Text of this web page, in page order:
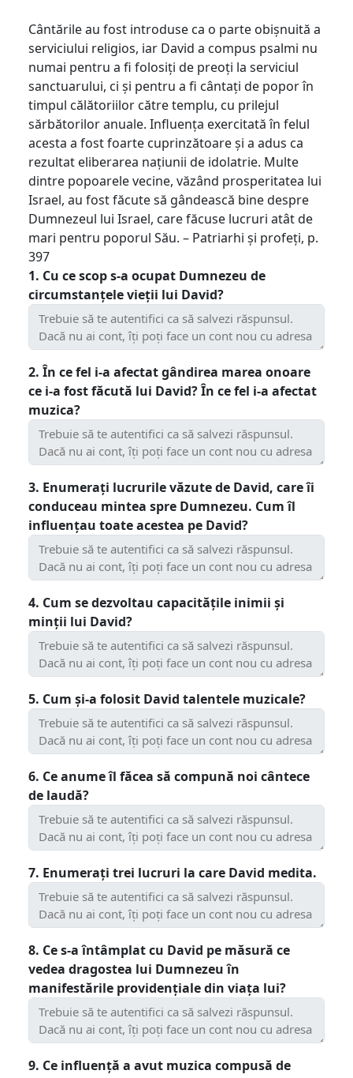
Cântările au fost introduse ca o parte obișnuită a
serviciului religios, iar David a compus psalmi nu
numai pentru a fi folosiți de preoți la serviciul
sanctuarului, ci și pentru a fi cântați de popor în
timpul călătoriilor către templu, cu prilejul
sărbătorilor anuale. Influența exercitată în felul
acesta a fost foarte cuprinzătoare și a adus ca
rezultat eliberarea națiunii de idolatrie. Multe
dintre popoarele vecine, văzând prosperitatea lui
Israel, au fost făcute să gândească bine despre
Dumnezeul lui Israel, care făcuse lucruri atât de
mari pentru poporul Său. – Patriarhi și profeți, p.
397
1. Cu ce scop s-a ocupat Dumnezeu de
circumstanțele vieții lui David?
2. În ce fel i-a afectat gândirea marea onoare
ce i-a fost făcută lui David? În ce fel i-a afectat
muzica?
3. Enumerați lucrurile văzute de David, care îi
conduceau mintea spre Dumnezeu. Cum îl
influențau toate acestea pe David?
4. Cum se dezvoltau capacitățile inimii și
minții lui David?
5. Cum și-a folosit David talentele muzicale?
6. Ce anume îl făcea să compună noi cântece
de laudă?
7. Enumerați trei lucruri la care David medita.
8. Ce s-a întâmplat cu David pe măsură ce
vedea dragostea lui Dumnezeu în
manifestările providențiale din viața lui?
9. Ce influență a avut muzica compusă de